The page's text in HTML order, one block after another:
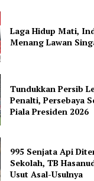
Laga Hidup Mati,
Menang Lawan
Tundukkan Persib
Penalti, Persebaya
Piala Presiden 2026
995 Senjata Api
Sekolah, TB
Usut Asal-Usulnya